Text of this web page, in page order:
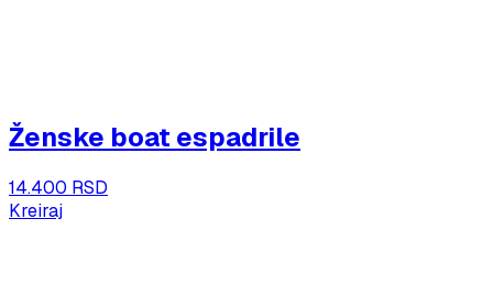
Ženske boat espadrile
14.400 RSD
Kreiraj